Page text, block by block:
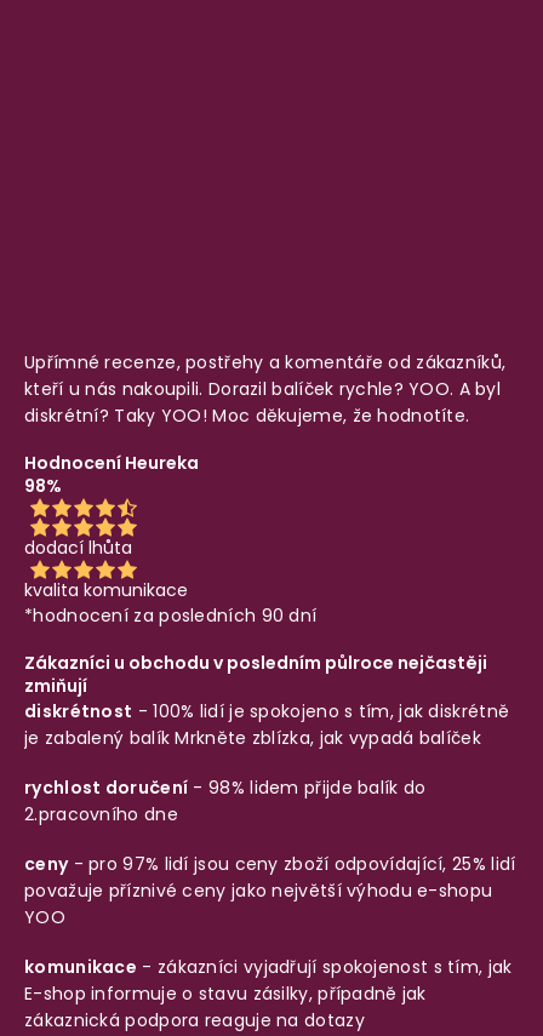
Upřímné recenze, postřehy a komentáře od zákazníků,
kteří u nás nakoupili. Dorazil balíček rychle? YOO. A byl
diskrétní? Taky YOO! Moc děkujeme, že hodnotíte.
Hodnocení Heureka
98%
dodací lhůta
kvalita komunikace
*hodnocení za posledních 90 dní
Zákazníci u obchodu v posledním půlroce nejčastěji
zmiňují
diskrétnost - 100% lidí je spokojeno s tím, jak diskrétně
je zabalený balíkMrkněte zblízka, jak vypadá balíček
rychlost doručení - 98% lidem přijde balík do
2.pracovního dne
ceny- pro 97% lidí jsou ceny zboží odpovídající, 25% lidí
považuje příznivé ceny jako největší výhodu e-shopu
YOO
komunikace - zákazníci vyjadřují spokojenost s tím, jak
E-shop informuje o stavu zásilky, případně jak
zákaznická podpora reaguje na dotazy